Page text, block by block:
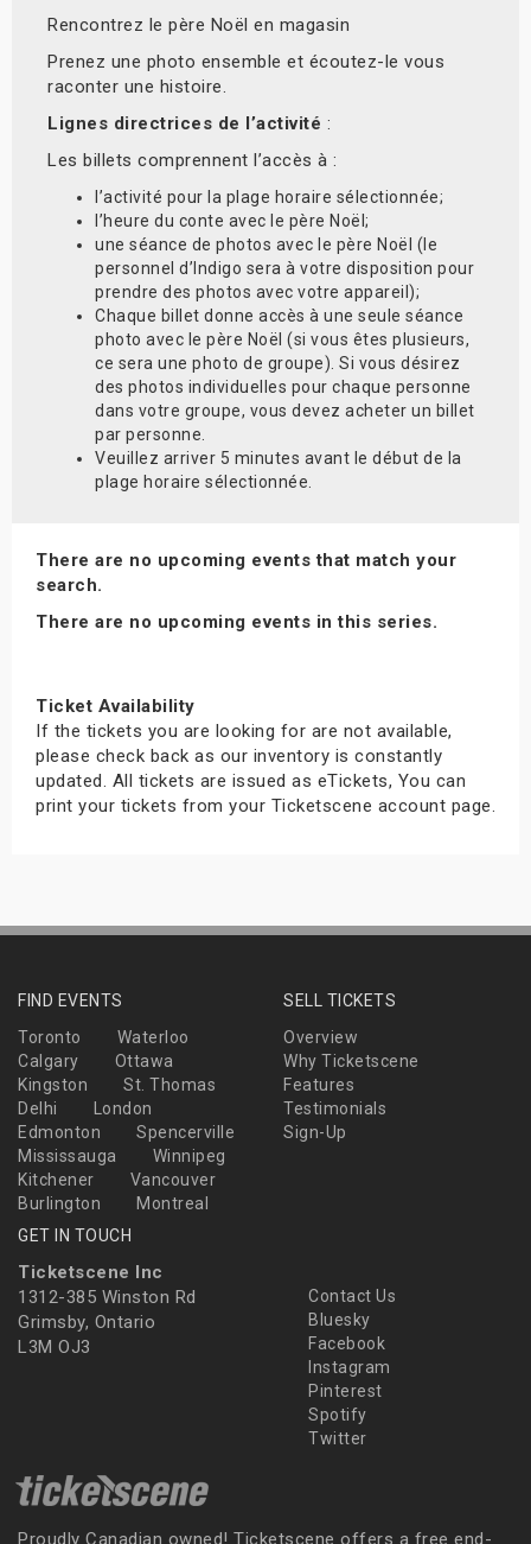
Rencontrez le père Noël en magasin
Prenez une photo ensemble et écoutez-le vous
raconter une histoire.
Lignes directrices de l’activité :
Les billets comprennent l’accès à :
l’activité pour la plage horaire sélectionnée;
l’heure du conte avec le père Noël;
une séance de photos avec le père Noël (le
personnel d’Indigo sera à votre disposition pour
prendre des photos avec votre appareil);
Chaque billet donne accès à une seule séance
photo avec le père Noël (si vous êtes plusieurs,
ce sera une photo de groupe). Si vous désirez
des photos individuelles pour chaque personne
dans votre groupe, vous devez acheter un billet
par personne.
Veuillez arriver 5 minutes avant le début de la
plage horaire sélectionnée.
There are no upcoming events that match your
search.
There are no upcoming events in this series.
Ticket Availability
If the tickets you are looking for are not available,
please check back as our inventory is constantly
updated. All tickets are issued as eTickets, You can
print your tickets from your Ticketscene account page.
FIND EVENTS
Toronto
Waterloo
Calgary
Ottawa
Kingston
St. Thomas
Delhi
London
Edmonton
Spencerville
Mississauga
Winnipeg
Kitchener
Vancouver
Burlington
Montreal
SELL TICKETS
Overview
Why Ticketscene
Features
Testimonials
Sign-Up
GET IN TOUCH
Ticketscene Inc
1312-385 Winston Rd
Grimsby, Ontario
L3M OJ3
Contact Us
Bluesky
Facebook
Instagram
Pinterest
Spotify
Twitter
Proudly Canadian owned! Ticketscene offers a free end-